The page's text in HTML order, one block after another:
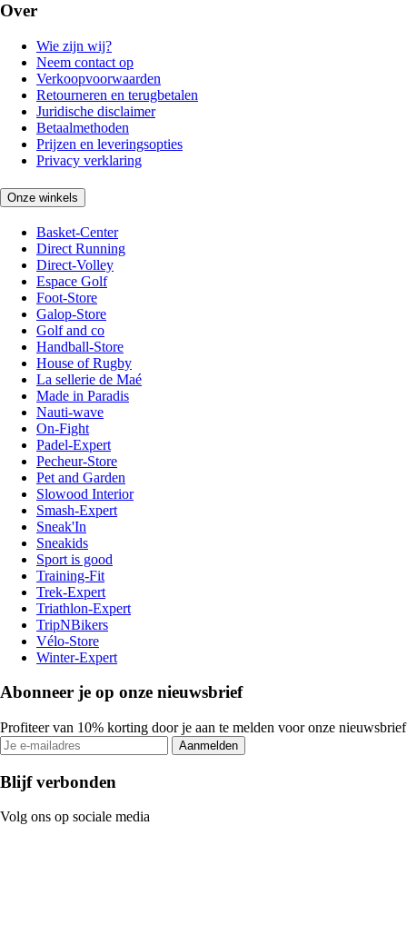
Over
Wie zijn wij?
Neem contact op
Verkoopvoorwaarden
Retourneren en terugbetalen
Juridische disclaimer
Betaalmethoden
Prijzen en leveringsopties
Privacy verklaring
Onze winkels
Basket-Center
Direct Running
Direct-Volley
Espace Golf
Foot-Store
Galop-Store
Golf and co
Handball-Store
House of Rugby
La sellerie de Maé
Made in Paradis
Nauti-wave
On-Fight
Padel-Expert
Pecheur-Store
Pet and Garden
Slowood Interior
Smash-Expert
Sneak'In
Sneakids
Sport is good
Training-Fit
Trek-Expert
Triathlon-Expert
TripNBikers
Vélo-Store
Winter-Expert
Abonneer je op onze nieuwsbrief
Profiteer van 10% korting door je aan te melden voor onze nieuwsbrief
Aanmelden
Blijf verbonden
Volg ons op sociale media